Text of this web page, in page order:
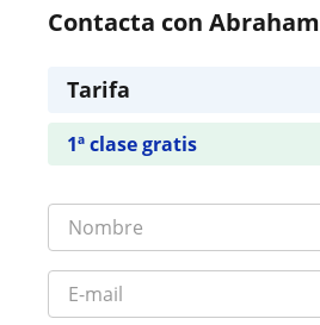
Contacta con Abraham
Tarifa
1ª clase gratis